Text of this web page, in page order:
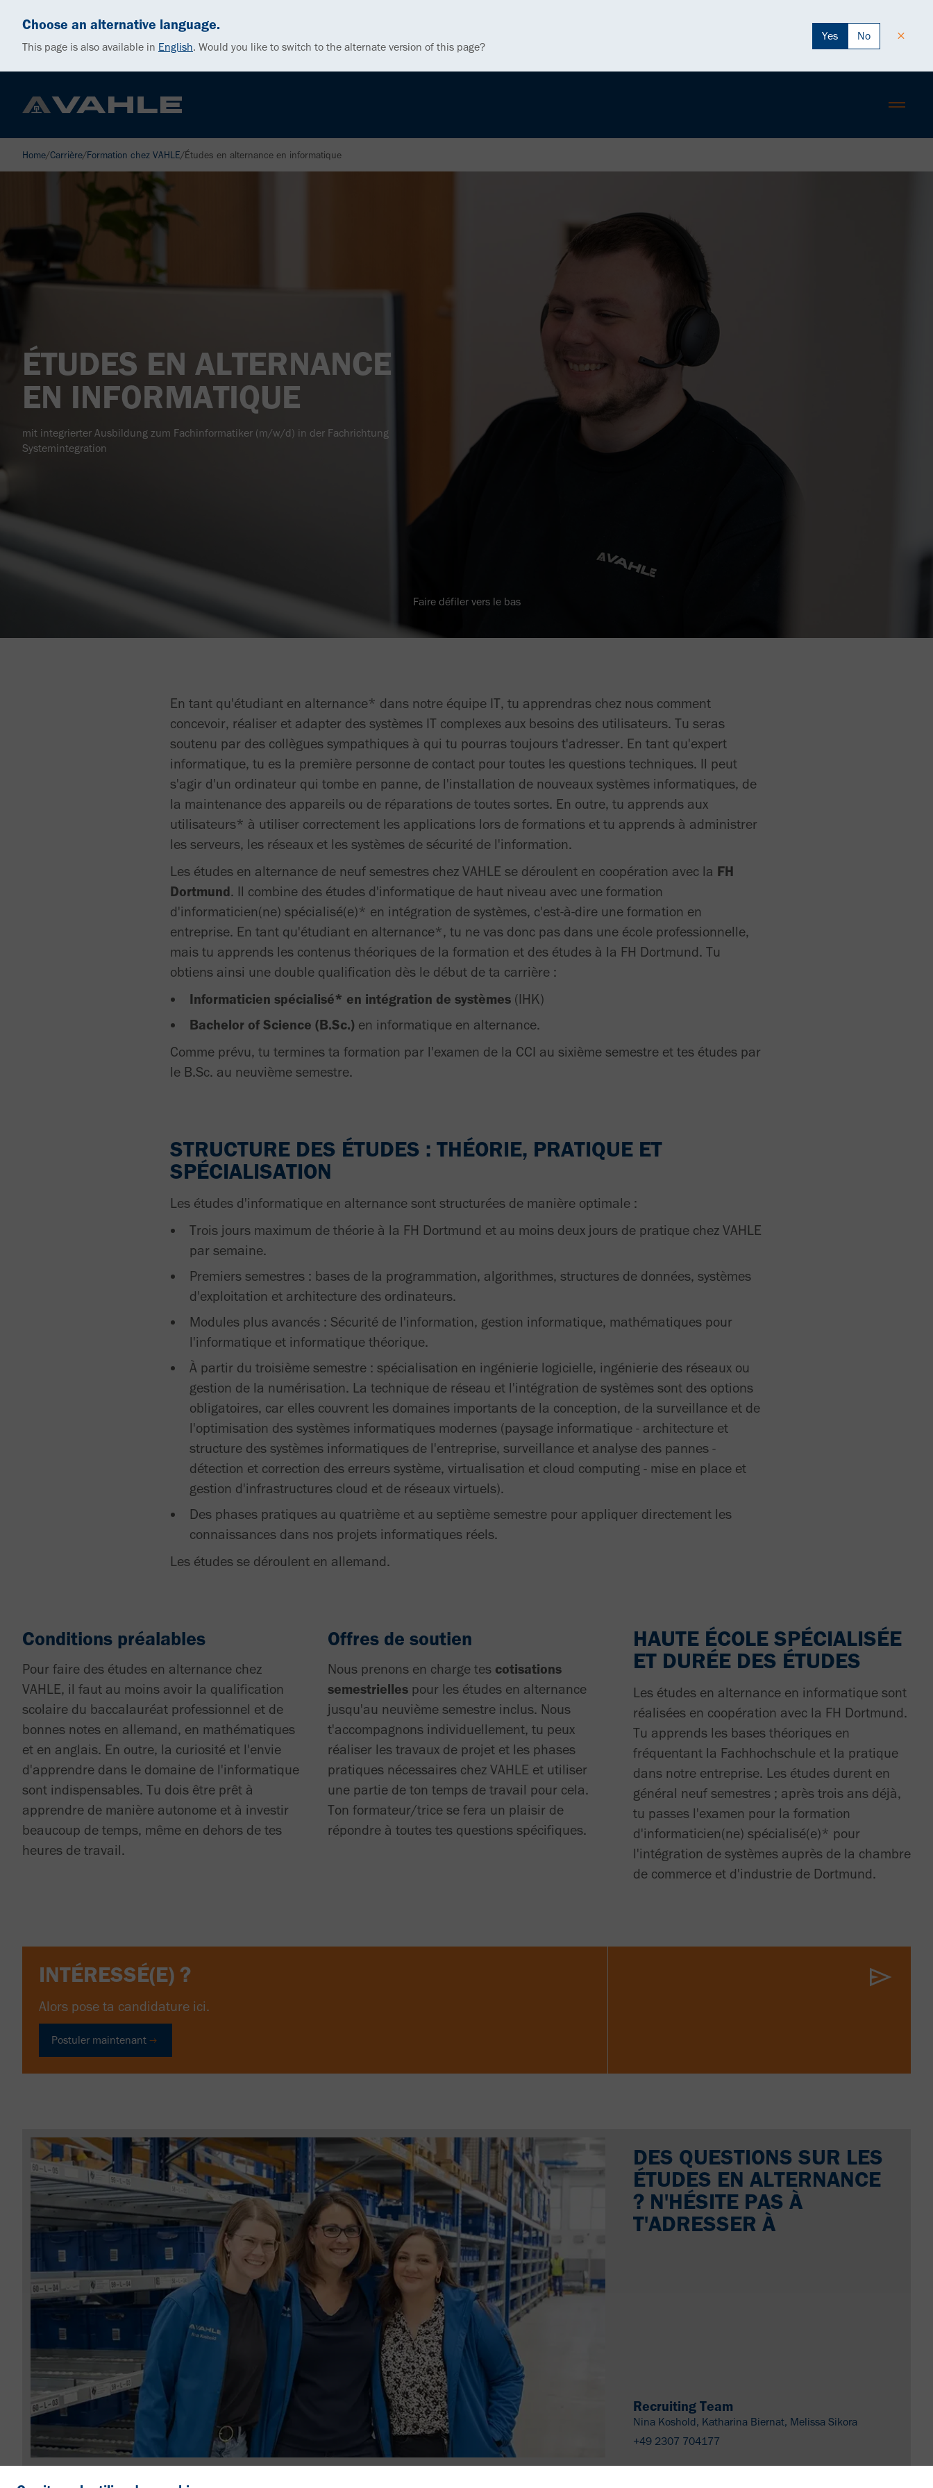
Choose an alternative language.
This page is also available in English. Would you like to switch to the alternate version of this page?
Yes No
Home/Carrière/Formation chez VAHLE/Études en alternance en informatique
ÉTUDES EN ALTERNANCE
EN INFORMATIQUE
mit integrierter Ausbildung zum Fachinformatiker (m/w/d) in der Fachrichtung
Systemintegration
Faire défiler vers le bas
En tant qu'étudiant en alternance* dans notre équipe IT, tu apprendras chez nous comment
concevoir, réaliser et adapter des systèmes IT complexes aux besoins des utilisateurs. Tu seras
soutenu par des collègues sympathiques à qui tu pourras toujours t'adresser. En tant qu'expert
informatique, tu es la première personne de contact pour toutes les questions techniques. Il peut
s'agir d'un ordinateur qui tombe en panne, de l'installation de nouveaux systèmes informatiques, de
la maintenance des appareils ou de réparations de toutes sortes. En outre, tu apprends aux
utilisateurs* à utiliser correctement les applications lors de formations et tu apprends à administrer
les serveurs, les réseaux et les systèmes de sécurité de l'information.
Les études en alternance de neuf semestres chez VAHLE se déroulent en coopération avec la FH
Dortmund. Il combine des études d'informatique de haut niveau avec une formation
d'informaticien(ne) spécialisé(e)* en intégration de systèmes, c'est-à-dire une formation en
entreprise. En tant qu'étudiant en alternance*, tu ne vas donc pas dans une école professionnelle,
mais tu apprends les contenus théoriques de la formation et des études à la FH Dortmund. Tu
obtiens ainsi une double qualification dès le début de ta carrière :
Informaticien spécialisé* en intégration de systèmes (IHK)
Bachelor of Science (B.Sc.) en informatique en alternance.
Comme prévu, tu termines ta formation par l'examen de la CCI au sixième semestre et tes études par
le B.Sc. au neuvième semestre.
STRUCTURE DES ÉTUDES : THÉORIE, PRATIQUE ET
SPÉCIALISATION
Les études d'informatique en alternance sont structurées de manière optimale :
Trois jours maximum de théorie à la FH Dortmund et au moins deux jours de pratique chez VAHLE
par semaine.
Premiers semestres : bases de la programmation, algorithmes, structures de données, systèmes
d'exploitation et architecture des ordinateurs.
Modules plus avancés : Sécurité de l'information, gestion informatique, mathématiques pour
l'informatique et informatique théorique.
À partir du troisième semestre : spécialisation en ingénierie logicielle, ingénierie des réseaux ou
gestion de la numérisation. La technique de réseau et l'intégration de systèmes sont des options
obligatoires, car elles couvrent les domaines importants de la conception, de la surveillance et de
l'optimisation des systèmes informatiques modernes (paysage informatique - architecture et
structure des systèmes informatiques de l'entreprise, surveillance et analyse des pannes -
détection et correction des erreurs système, virtualisation et cloud computing - mise en place et
gestion d'infrastructures cloud et de réseaux virtuels).
Des phases pratiques au quatrième et au septième semestre pour appliquer directement les
connaissances dans nos projets informatiques réels.
Les études se déroulent en allemand.
Conditions préalables
Pour faire des études en alternance chez
VAHLE, il faut au moins avoir la qualification
scolaire du baccalauréat professionnel et de
bonnes notes en allemand, en mathématiques
et en anglais. En outre, la curiosité et l'envie
d'apprendre dans le domaine de l'informatique
sont indispensables. Tu dois être prêt à
apprendre de manière autonome et à investir
beaucoup de temps, même en dehors de tes
heures de travail.
Offres de soutien
Nous prenons en charge tes cotisations
semestrielles pour les études en alternance
jusqu'au neuvième semestre inclus. Nous
t'accompagnons individuellement, tu peux
réaliser les travaux de projet et les phases
pratiques nécessaires chez VAHLE et utiliser
une partie de ton temps de travail pour cela.
Ton formateur/trice se fera un plaisir de
répondre à toutes tes questions spécifiques.
HAUTE ÉCOLE SPÉCIALISÉE
ET DURÉE DES ÉTUDES
Les études en alternance en informatique sont
réalisées en coopération avec la FH Dortmund.
Tu apprends les bases théoriques en
fréquentant la Fachhochschule et la pratique
dans notre entreprise. Les études durent en
général neuf semestres ; après trois ans déjà,
tu passes l'examen pour la formation
d'informaticien(ne) spécialisé(e)* pour
l'intégration de systèmes auprès de la chambre
de commerce et d'industrie de Dortmund.
INTÉRESSÉ(E) ?
Alors pose ta candidature ici.
Postuler maintenant
DES QUESTIONS SUR LES
ÉTUDES EN ALTERNANCE
? N'HÉSITE PAS À
T'ADRESSER À
Recruiting Team
Nina Koshold, Katharina Biernat, Melissa Sikora
+49 2307 704177